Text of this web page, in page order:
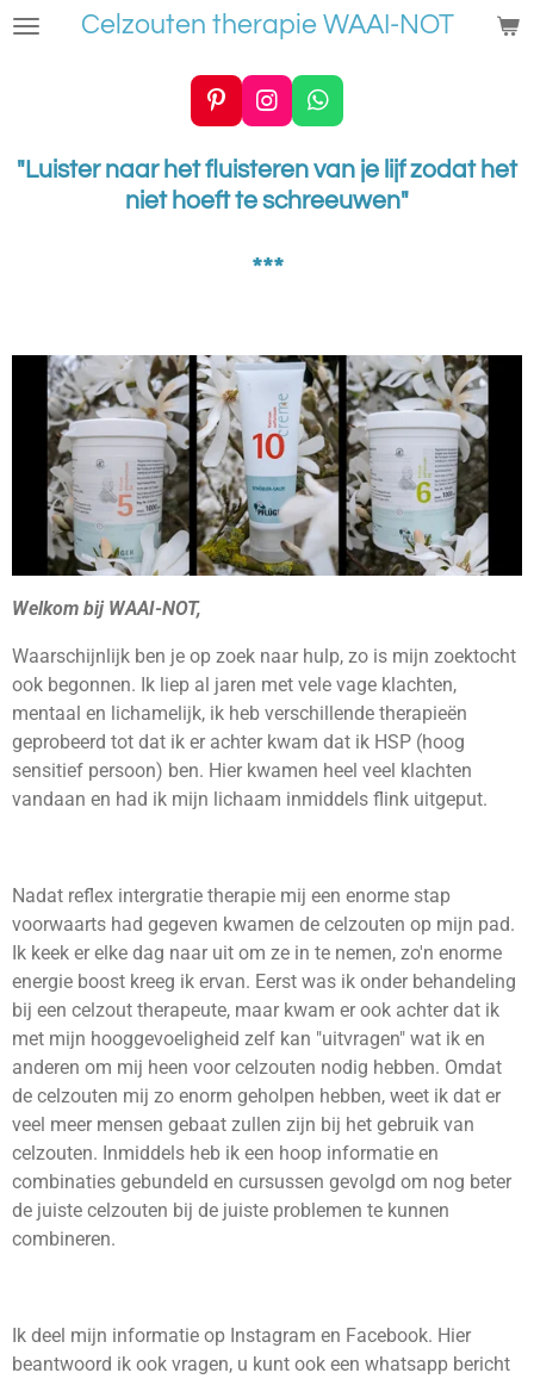
Ga
Celzouten therapie WAAI-NOT
P
i
n
t
e
I
n
t
a
a
W
h
t
s
"Luister naar het fluisteren van je lijf zodat het
niet hoeft te schreeuwen"
***
Welkom bij WAAI-NOT,
Waarschijnlijk ben je op zoek naar hulp, zo is mijn zoektocht
ook begonnen. Ik liep al jaren met vele vage klachten,
mentaal en lichamelijk, ik heb verschillende therapieën
geprobeerd tot dat ik er achter kwam dat ik HSP (hoog
sensitief persoon) ben. Hier kwamen heel veel klachten
vandaan en had ik mijn lichaam inmiddels flink uitgeput.
Nadat reflex intergratie therapie mij een enorme stap
voorwaarts had gegeven kwamen de celzouten op mijn pad.
Ik keek er elke dag naar uit om ze in te nemen, zo'n enorme
energie boost kreeg ik ervan. Eerst was ik onder behandeling
bij een celzout therapeute, maar kwam er ook achter dat ik
met mijn hooggevoeligheid zelf kan "uitvragen" wat ik en
anderen om mij heen voor celzouten nodig hebben. Omdat
de celzouten mij zo enorm geholpen hebben, weet ik dat er
veel meer mensen gebaat zullen zijn bij het gebruik van
celzouten. Inmiddels heb ik een hoop informatie en
combinaties gebundeld en cursussen gevolgd om nog beter
de juiste celzouten bij de juiste problemen te kunnen
combineren.
Ik deel mijn informatie op Instagram en Facebook. Hier
beantwoord ik ook vragen, u kunt ook een whatsapp bericht